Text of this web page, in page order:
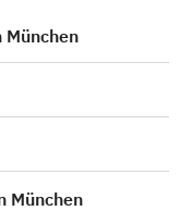
München